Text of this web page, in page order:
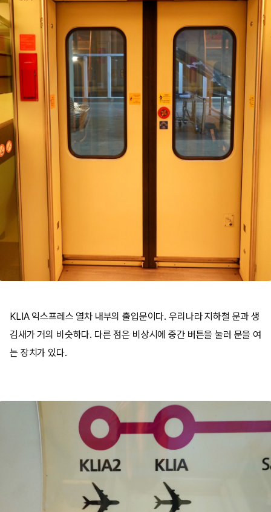
KLIA 익스프레스 열차 내부의 출입문이다. 우리나라 지하철 문과 생
김새가 거의 비슷하다. 다른 점은 비상시에 중간 버튼을 눌러 문을 여
는 장치가 있다.